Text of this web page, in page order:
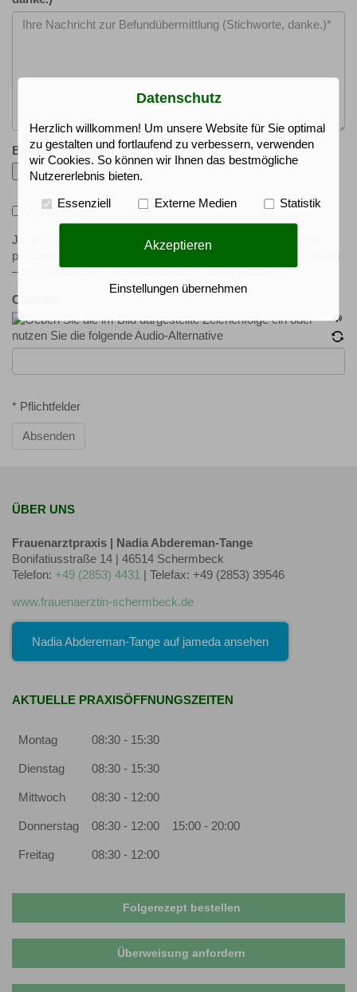
Befund hochladen
Zustimmung
Ja, ich gebe meine Zustimmung für die Verarbeitung meiner
personenbezogenen Daten – gemäß der Datenschutzerklärung
– zur Bearbeitung und Beantwortung dieser Anfrage. *
Captcha
* Pflichtfelder
Absenden
ÜBER UNS
Frauenarztpraxis | Nadia Abdereman-Tange
Bonifatiusstraße 14 | 46514 Schermbeck
Telefon: +49 (2853) 4431 | Telefax: +49 (2853) 39546
www.frauenaerztin-schermbeck.de
Nadia Abdereman-Tange auf jameda ansehen
AKTUELLE PRAXISÖFFNUNGSZEITEN
Montag 08:30 - 15:30
Dienstag 08:30 - 15:30
Mittwoch 08:30 - 12:00
Donnerstag 08:30 - 12:00 15:00 - 20:00
Freitag 08:30 - 12:00
Folgerezept bestellen
Überweisung anfordern
Datenschutz
Herzlich willkommen! Um unsere Website für Sie optimal
zu gestalten und fortlaufend zu verbessern, verwenden
wir Cookies. So können wir Ihnen das bestmögliche
Nutzererlebnis bieten.
Essenziell Externe Medien Statistik
Akzeptieren
Einstellungen übernehmen